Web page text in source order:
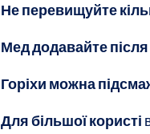
Не перевищуйте
Мед додавайте
Горіхи можна
Для більшої користі